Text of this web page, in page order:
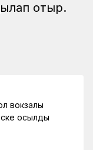
отыр.
вокзалы
қосылды